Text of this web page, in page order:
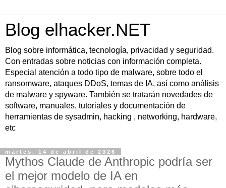
Blog elhacker.NET
Blog sobre informática, tecnología, privacidad y seguridad.
Con entradas sobre noticias con información completa.
Especial atención a todo tipo de malware, sobre todo el
ransomware, ataques DDoS, temas de IA, así como análisis
de malware y spyware. También se tratarán novedades de
software, manuales, tutoriales y documentación de
herramientas de sysadmin, hacking , networking, hardware,
etc
martes, 14 de abril de 2026
Mythos Claude de Anthropic podría ser
el mejor modelo de IA en